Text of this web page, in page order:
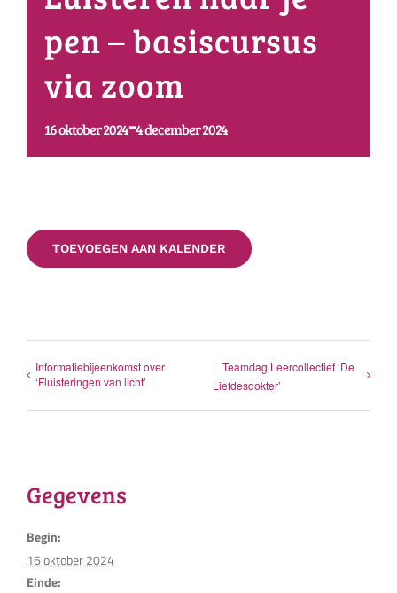
pen – basiscursus
via zoom
16 oktober 2024-4 december 2024
TOEVOEGEN AAN KALENDER
Informatiebijeenkomst over
‘Fluisteringen van licht’
Teamdag Leercollectief ‘De
Liefdesdokter’
Gegevens
Begin:
16 oktober 2024
Einde: